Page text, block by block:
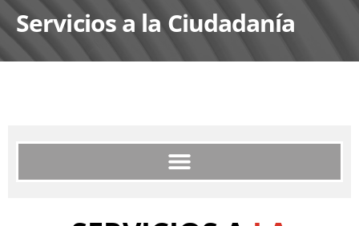
Servicios a la Ciudadanía